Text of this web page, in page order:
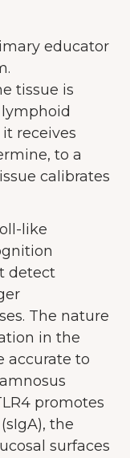
educator
tissue is
receives
to a
calibrates
like
detect
The nature
in the
accurate to
promotes
the
surfaces